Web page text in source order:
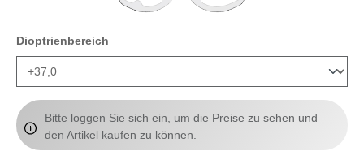
Dioptrienbereich
Bitte loggen Sie sich ein, um die Preise zu sehen und
den Artikel kaufen zu können.